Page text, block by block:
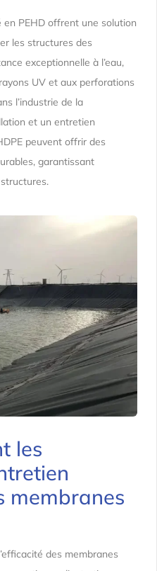
en PEHD offrent une solution
les structures des
exceptionnelle à l’eau,
UV et aux perforations
l’industrie de la
et un entretien
peuvent offrir des
garantissant
les
membranes
des membranes